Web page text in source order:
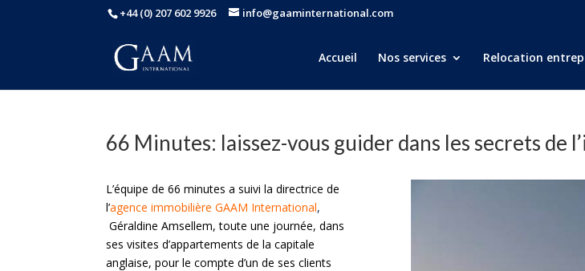
+44 (0) 207 602 9926 info@gaaminternational.com
Accueil Nos services Relocation
66 Minutes: laissez-vous guider dans les secrets de
L’équipe de 66 minutes a suivi la directrice de
l’agence immobilière GAAM International,
Géraldine Amsellem, toute une journée, dans
ses visites d’appartements de la capitale
anglaise, pour le compte d’un de ses clients